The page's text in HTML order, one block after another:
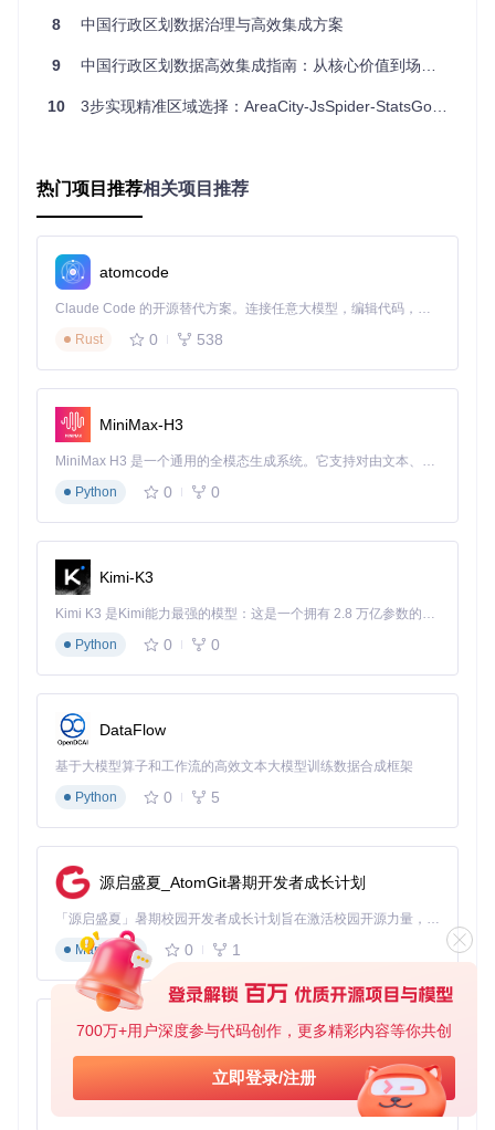
700万+用户深度参与代码创作，更多精彩内容等你共创
立即登录/注册
    conn.close()
# db_structure = explore_database_structure('./dist/
核心数据表包括：
province：省级行政区数据
city：地级行政区数据
district
：县级行政区数据
town：乡镇级行政区数据
village：村级行政区数据
import
from pathlib import Path
    自定义导出CSV数据
    参数:
        query: 自定义SQL查询语句
        output_file: 输出CSV文件路径
        encoding: 文件编码，默认为utf-8
    """
# 创建输出目录
    output_dir.mkdir(parents=
True, exist_ok=True
with sqlite3.connect(db_path) as conn:
        cursor.execute(query)
# 获取列名
        columns = [desc[
# 写入CSV文件
with
open(output_file, 'w', newline='',
            writer = csv.writer(f)
            writer.writerow(columns)
# 写入表头
")
"
8 中国行政区划数据治理与高效集成方案
9 中国行政区划数据高效集成指南：从核心价值到场景化方案
10 3步实现精准区域选择：AreaCity-JsSpider-StatsGov行政区划数据多级联动全攻略
热门项目推荐相关项目推荐
atomcode
Claude Code 的开源替代方案。连接任意大模型，编辑代码，运行命令，自动验证 — 全自动执行。用 Rust 构建，极致性能。 ｜ An open-source alternative to Claude Code. Connect any LLM, edit code, run commands, and verify changes — autonomously. Built in Rust for speed. Get Started
Rust
0 538
MiniMax-H3
MiniMax H3 是一个通用的全模态生成系统。它支持对由文本、图像、视频和音频组成的多模态上下文进行统一理解，并能生成分辨率高达 2K、时长可达 15 秒的带原生立体声音频的视频。得益于面向任务泛化的系统设计，H3 在预训练阶段就已具备广泛的多模态上下文理解与生成能力，能够出色地执行复杂的多模态指令。
Python
0 0
Kimi-K3
Kimi K3 是Kimi能力最强的模型：这是一个拥有 2.8 万亿参数的混合专家（MoE）模型，具备原生视觉理解能力，并支持 100 万 token 的上下文窗口。
Python
0 0
DataFlow
基于大模型算子和工作流的高效文本大模型训练数据合成框架
Python
0 5
源启盛夏_AtomGit暑期开发者成长计划
「源启盛夏」暑期校园开发者成长计划旨在激活校园开源力量，通过积分激励、认证扶持、资源倾斜等形式，引导高校组织和开发者完成「入驻 — 建项目 — 做贡献 — 获认证 — 得资源」的完整闭环。无论你是想带领社团入驻平台的组织者，还是希望用代码贡献证明自己的开发者，都能在这里找到属于你的成长路径。
Markdown
0 1
py-xiaozhi
基于Python的Xiaozhi AI，适用于想要完整Xiaozhi体验而无需拥有专用硬件的用户。
Python
0 1